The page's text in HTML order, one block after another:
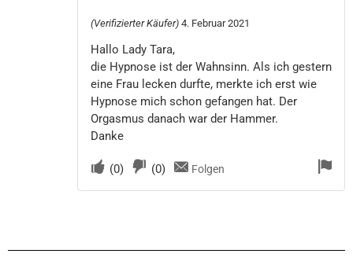
(Verifizierter Käufer) 4. Februar 2021
Hallo Lady Tara,
die Hypnose ist der Wahnsinn. Als ich gestern
eine Frau lecken durfte, merkte ich erst wie
Hypnose mich schon gefangen hat. Der
Orgasmus danach war der Hammer.
Danke
(0) (0) Folgen